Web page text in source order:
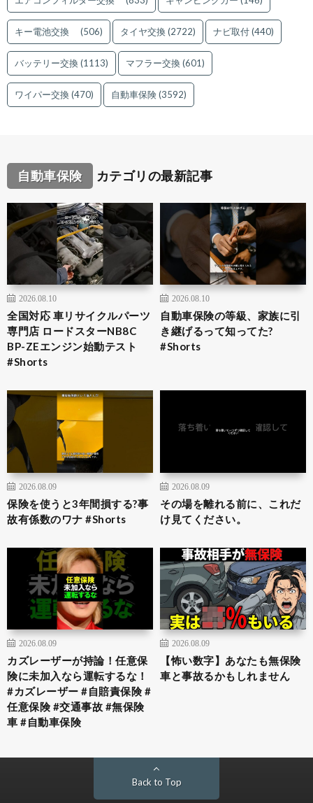
キー電池交換 (506) タイヤ交換(2722) ナビ取付(440)
バッテリー交換(1113) マフラー交換(601)
ワイパー交換(470) 自動車保険(3592)
自動車保険 カテゴリの最新記事
2026.08.10
全国対応 車リサイクルパーツ
専門店 ロードスターNB8C
BP-ZEエンジン始動テスト
#Shorts
2026.08.10
自動車保険の等級、家族に引
き継げるって知ってた?
#Shorts
2026.08.09
保険を使うと3年間損する?事
故有係数のワナ #Shorts
2026.08.09
その場を離れる前に、これだ
け見てください。
2026.08.09
カズレーザーが持論！任意保
険に未加入なら運転するな！
#カズレーザー #自賠責保険 #
任意保険 #交通事故 #無保険
車 #自動車保険
2026.08.09
【怖い数字】あなたも無保険
車と事故るかもしれません
Back to Top